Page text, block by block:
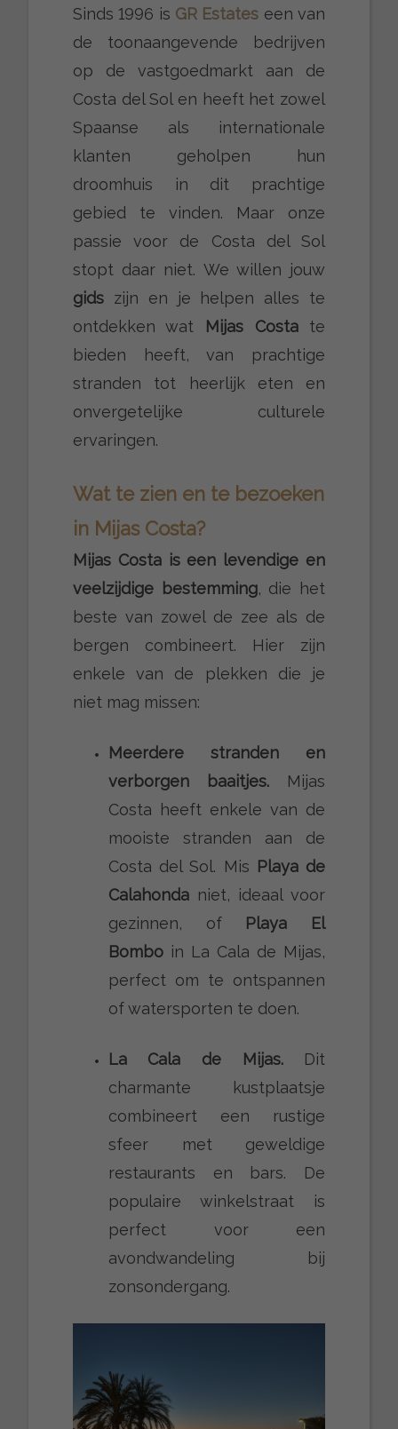
Sinds 1996 is GR Estates een van
de toonaangevende bedrijven
op de vastgoedmarkt aan de
Costa del Sol en heeft het zowel
Spaanse als internationale
klanten geholpen hun
droomhuis in dit prachtige
gebied te vinden. Maar onze
passie voor de Costa del Sol
stopt daar niet. We willen jouw
gidszijn en je helpen alles te
ontdekken wat
Mijas Costate
bieden heeft, van prachtige
stranden tot heerlijk eten en
onvergetelijke culturele
ervaringen.
Wat te zien en te bezoeken
in Mijas Costa?
Mijas Costa is een levendige en
veelzijdige bestemming, die het
beste van zowel de zee als de
bergen combineert. Hier zijn
enkele van de plekken die je
niet mag missen:
Meerdere stranden en
verborgen baaitjes. Mijas
Costa heeft enkele van de
mooiste stranden aan de
Costa del Sol. Mis
Playa de
Calahondaniet, ideaal voor
gezinnen, of
Playa El
Bomboin La Cala de Mijas,
perfect om te ontspannen
of watersporten te doen.
La Cala de Mijas.Dit
charmante kustplaatsje
combineert een rustige
sfeer met geweldige
restaurants en bars. De
populaire winkelstraat is
perfect voor een
avondwandeling bij
zonsondergang.